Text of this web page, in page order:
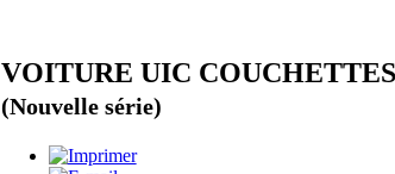
VOITURE UIC COUCHETTES
(Nouvelle série)